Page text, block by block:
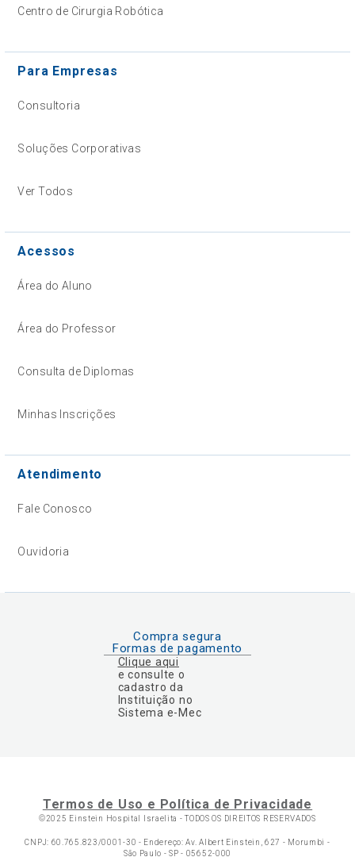
Centro de Cirurgia Robótica
Para Empresas
Consultoria
Soluções Corporativas
Ver Todos
Acessos
Área do Aluno
Área do Professor
Consulta de Diplomas
Minhas Inscrições
Atendimento
Fale Conosco
Ouvidoria
Compra segura
Formas de pagamento
Clique aqui
e consulte o
cadastro da
Instituição no
Sistema e-Mec
Termos de Uso e Política de Privacidade
©2025 Einstein Hospital Israelita -TODOS OS DIREITOS RESERVADOS
CNPJ: 60.765.823/0001-30 - Endereço: Av. Albert Einstein, 627 - Morumbi -
São Paulo - SP - 05652-000